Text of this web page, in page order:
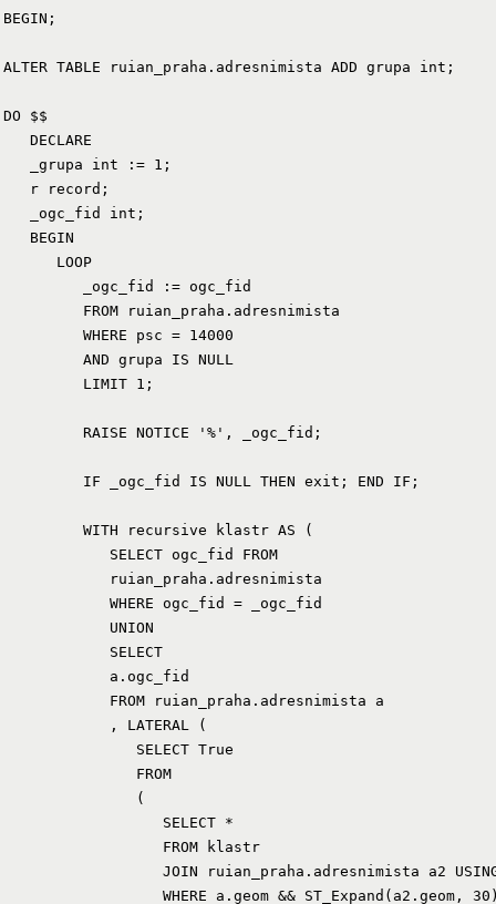
BEGIN;
ALTER TABLE ruian_praha.adresnimista ADD grupa int;
DO $$
   DECLARE
   _grupa int := 1;
   r record;
   _ogc_fid int;
   BEGIN
      LOOP
         _ogc_fid := ogc_fid
         FROM ruian_praha.adresnimista
         WHERE psc = 14000
         AND grupa IS NULL
         LIMIT 1;
         RAISE NOTICE '%', _ogc_fid;
         IF _ogc_fid IS NULL THEN exit; END IF;
         WITH recursive klastr AS (
            SELECT ogc_fid FROM
            ruian_praha.adresnimista
            WHERE ogc_fid = _ogc_fid
            UNION
            SELECT
            a.ogc_fid
            FROM ruian_praha.adresnimista a
            , LATERAL (
               SELECT True
               FROM
               (
                  SELECT *
                  FROM klastr
JOIN ruian_praha.adresnimista a2
WHERE a.geom && ST_Expand(a2.geom,